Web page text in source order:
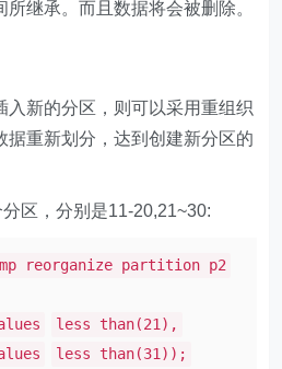
继承。而且数据将会被删除。
入新的分区，则可以采用重组织
据重新划分，达到创建新分区的
区，分别是11-20,21~30:
reorganize partition p2
less than(21),
less than(31));